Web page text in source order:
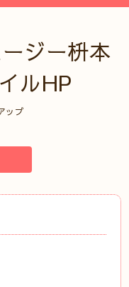
ジー枡本
ルHP
ップ